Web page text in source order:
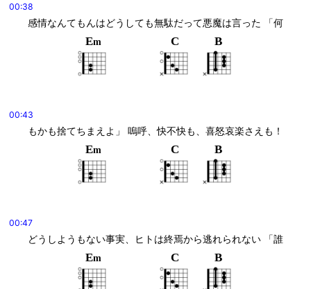
00:38
感情なんてもんはどうしても無駄だって悪魔は言った 「何
Em C B
00:43
もかも捨てちまえよ」 嗚呼、快不快も、喜怒哀楽さえも！
Em C B
00:47
どうしようもない事実、ヒトは終焉から逃れられない 「誰
Em C B